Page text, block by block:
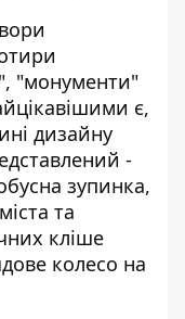
"монументи"
є,
дизайну
-
зупинка,
та
кліше
колесо на